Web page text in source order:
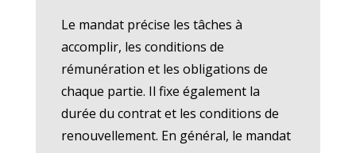
Le mandat précise les tâches à
accomplir, les conditions de
rémunération et les obligations de
chaque partie. Il fixe également la
durée du contrat et les conditions de
renouvellement. En général, le mandat